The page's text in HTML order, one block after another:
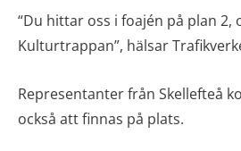
“Du hittar oss i foajén på plan 2,
Kulturtrappan”, hälsar
Representanter från Skellefteå
också att finnas på plats.